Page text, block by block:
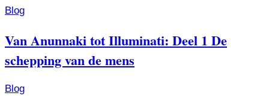
Blog
Van Anunnaki tot Illuminati: Deel 1 De
schepping van de mens
Blog